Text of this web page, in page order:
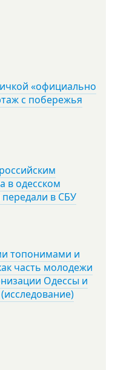
«официально
с побережья
в одесском
в СБУ
топонимами и
часть молодежи
Одессы и